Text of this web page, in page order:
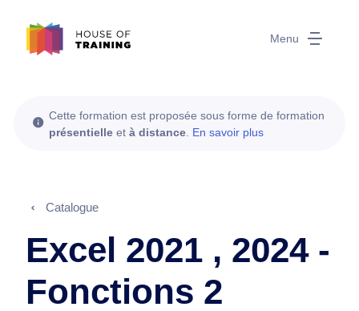
Menu
Cette formation est proposée sous forme de formation
présentielle et à distance En savoir plus
Catalogue
Excel 2021 , 2024 -
Fonctions 2